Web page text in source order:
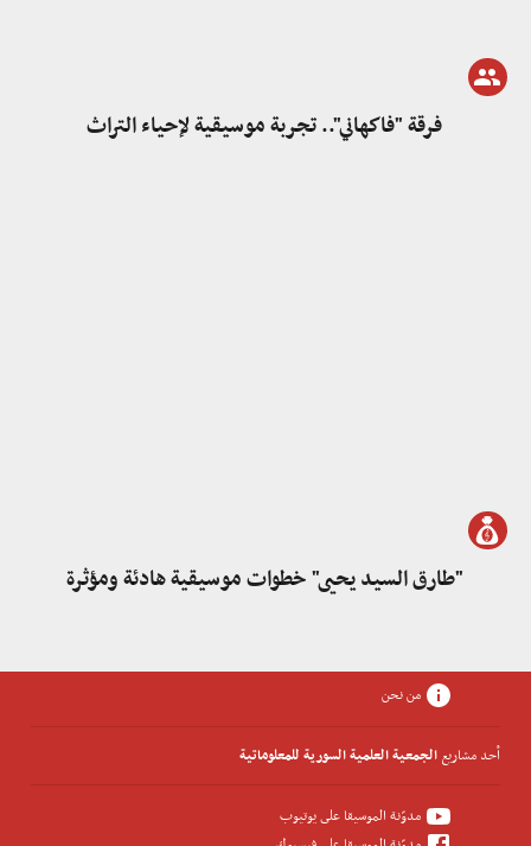
فرقة "فاكهاني".. تجربة موسيقية لإحياء التراث
"طارق السيد يحيى" خطوات موسيقية هادئة ومؤثرة
من نحن
أحد مشاريع الجمعية العلمية السورية للمعلوماتية
مدوّنة الموسيقا على يوتيوب